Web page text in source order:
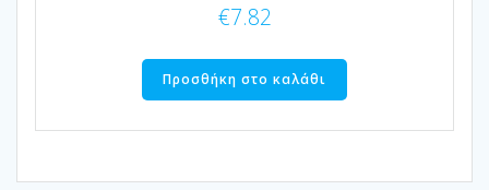
€7.82
Προσθήκη στο καλάθι